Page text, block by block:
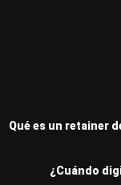
Qué es un retainer
¿Cuándo